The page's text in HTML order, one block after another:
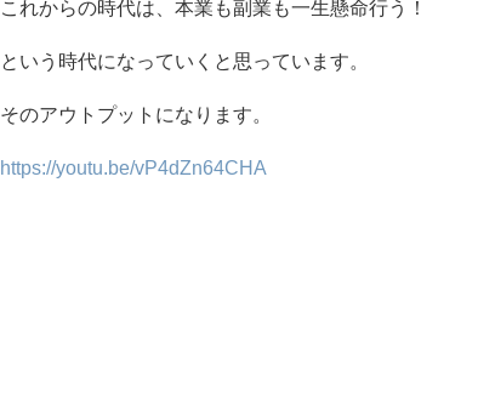
これからの時代は、本業も副業も一生懸命行う！
という時代になっていくと思っています。
そのアウトプットになります。
https://youtu.be/vP4dZn64CHA